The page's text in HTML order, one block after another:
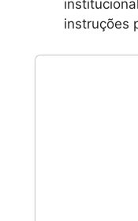
instruções